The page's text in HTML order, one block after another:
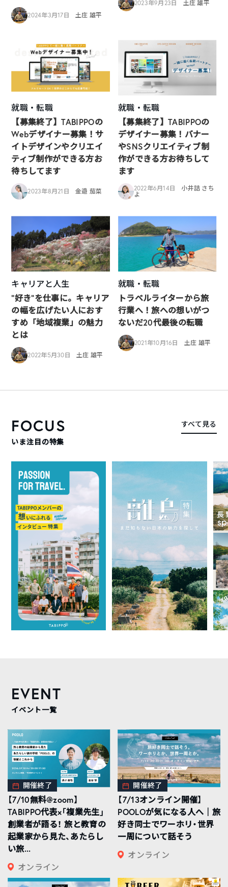
2024年3月17日 土庄 雄平
2023年9月23日 土庄 雄平
就職・転職
【募集終了】TABIPPOの
Webデザイナー募集！サ
イトデザインやクリエイ
ティブ制作ができる方お
待ちしてます
2023年8月21日 金邉 茄菜
就職・転職
【募集終了】TABIPPOの
デザイナー募集！バナー
やSNSクリエイティブ制
作ができる方お待ちして
ます
2022年6月14日
小井詰 さち
よ
キャリアと人生
“好き”を仕事に。キャリア
の幅を広げたい人におす
すめ「地域複業」の魅力
とは
2022年5月30日 土庄 雄平
就職・転職
トラベルライターから旅
行業へ！旅への想いがつ
ないだ20代最後の転職
2021年10月16日 土庄 雄平
FOCUS
いま注目の特集
すべて見る
EVENT
イベント一覧
開催終了
【7/10無料@zoom】
TABIPPO代表×「複業先生」
創業者が語る！ 旅と教育の
起業家から見た、あたらし
い旅...
オンライン
開催終了
【7/13オンライン開催】
POOLOが気になる人へ｜旅
好き同士でワーホリ・世界
一周について話そう
オンライン